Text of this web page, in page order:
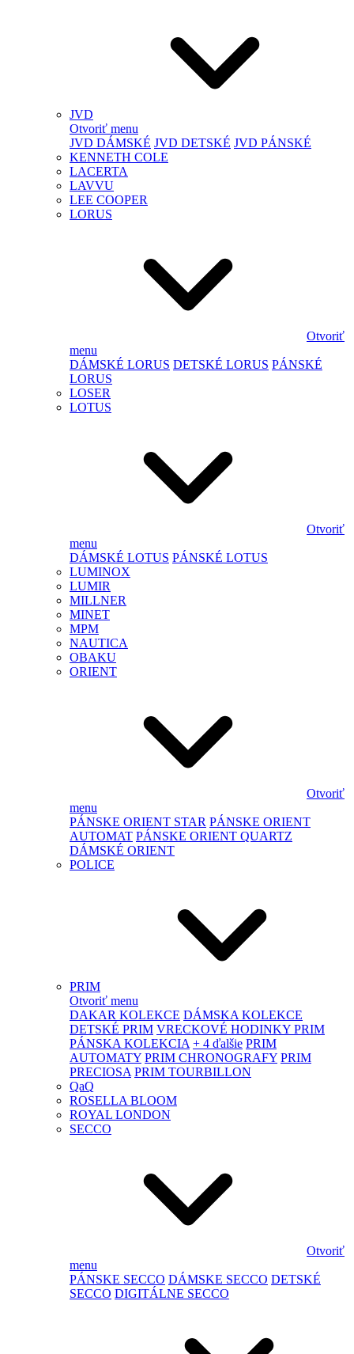
JVD
Otvoriť menu
JVD DÁMSKÉ JVD DETSKÉ JVD PÁNSKÉ
KENNETH COLE
LACERTA
LAVVU
LEE COOPER
LORUS
Otvoriť
menu
DÁMSKÉ LORUS DETSKÉ LORUS PÁNSKÉ
LORUS
LOSER
LOTUS
Otvoriť
menu
DÁMSKÉ LOTUS PÁNSKÉ LOTUS
LUMINOX
LUMIR
MILLNER
MINET
MPM
NAUTICA
OBAKU
ORIENT
Otvoriť
menu
PÁNSKE ORIENT STAR PÁNSKE ORIENT
AUTOMAT PÁNSKE ORIENT QUARTZ
DÁMSKÉ ORIENT
POLICE
PRIM
Otvoriť menu
DAKAR KOLEKCE DÁMSKA KOLEKCE
DETSKÉ PRIM VRECKOVÉ HODINKY PRIM
PÁNSKA KOLEKCIA + 4 ďalšie PRIM
AUTOMATY PRIM CHRONOGRAFY PRIM
PRECIOSA PRIM TOURBILLON
QaQ
ROSELLA BLOOM
ROYAL LONDON
SECCO
Otvoriť
menu
PÁNSKE SECCO DÁMSKE SECCO DETSKÉ
SECCO DIGITÁLNE SECCO